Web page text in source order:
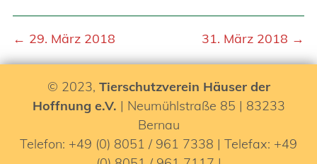
← 29. März 2018 31. März 2018 →
© 2023, Tierschutzverein Häuser der
Hoffnung e.V. | Neumühlstraße 85 | 83233
Bernau
Telefon: +49 (0) 8051 / 961 7338 | Telefax: +49